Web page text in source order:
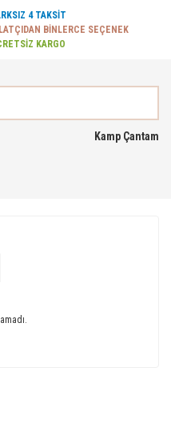
4 TAKSİT
BİNLERCE SEÇENEK
KARGO
Kamp Çantam